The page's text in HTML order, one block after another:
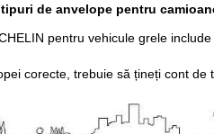
de anvelope pentru
pentru vehicule grele
corecte, trebuie să țineți cont